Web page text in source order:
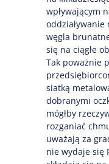
wpływającym
oddziaływanie
węgla
się na ciągłe
Tak poważnie
siatką
dobranymi
mógłby
rozganiać
uważają za
nie wydaje się